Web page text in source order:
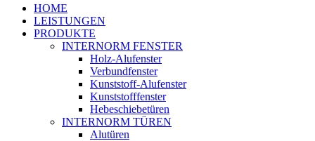
Close
Menu
HOME
LEISTUNGEN
PRODUKTE
INTERNORM FENSTER
Holz-Alufenster
Verbundfenster
Kunststoff-Alufenster
Kunststofffenster
Hebeschiebetüren
INTERNORM TÜREN
Alutüren